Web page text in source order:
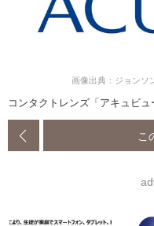
画像出典：ジョンソ
コンタクトレンズ「アキュビュ
こ